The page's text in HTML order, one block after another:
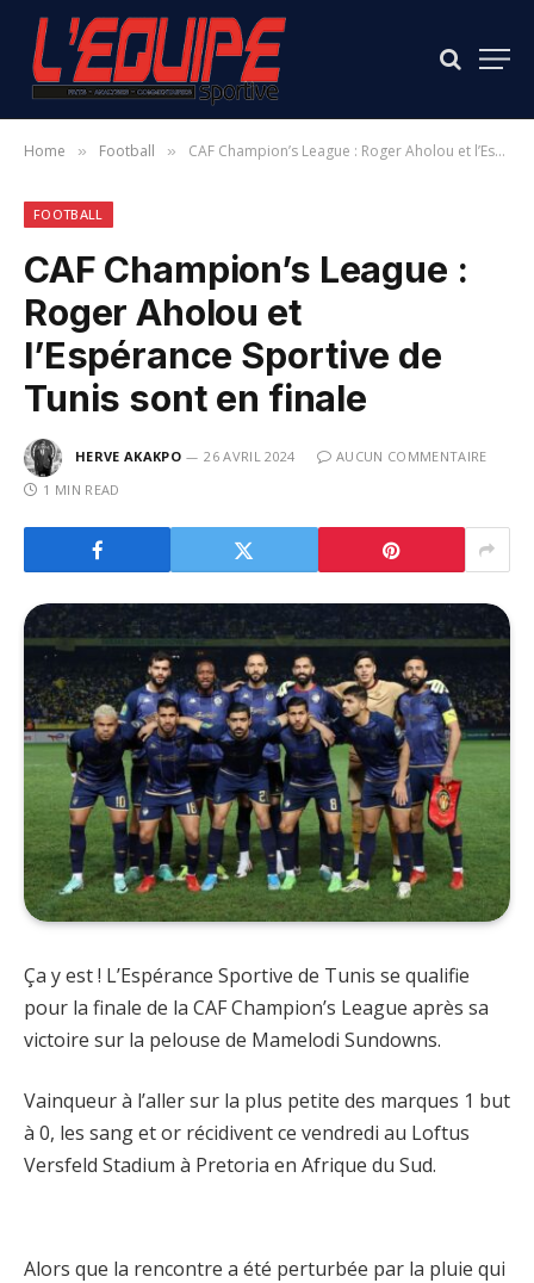
Home » Football » CAF Champion’s League : Roger Aholou et l’Espérance Sportive de Tunis sont en finale
FOOTBALL
CAF Champion’s League :
Roger Aholou et
l’Espérance Sportive de
Tunis sont en finale
HERVE AKAKPO 26 AVRIL 2024
AUCUN COMMENTAIRE
1 MIN READ
Ça y est ! L’Espérance Sportive de Tunis se qualifie
pour la finale de la CAF Champion’s League après sa
victoire sur la pelouse de Mamelodi Sundowns.
Vainqueur à l’aller sur la plus petite des marques 1 but
à 0, les sang et or récidivent ce vendredi au Loftus
Versfeld Stadium à Pretoria en Afrique du Sud.
Alors que la rencontre a été perturbée par la pluie qui